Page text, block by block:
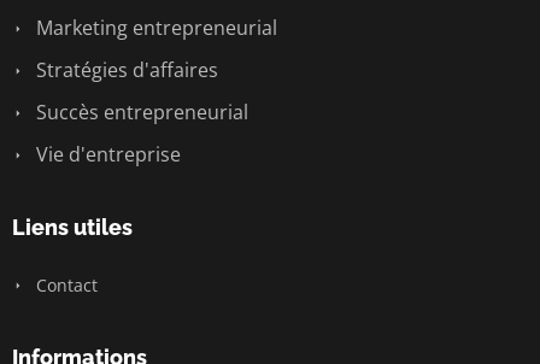
Marketing entrepreneurial
Stratégies d'affaires
Succès entrepreneurial
Vie d'entreprise
Liens utiles
Contact
Informations